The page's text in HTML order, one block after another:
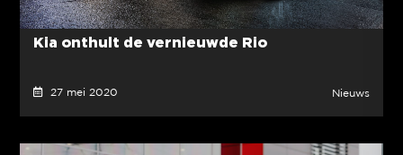
Kia onthult de vernieuwde Rio
27 mei 2020 Nieuws